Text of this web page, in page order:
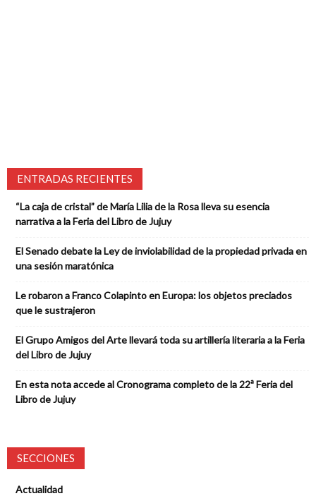
ENTRADAS RECIENTES
“La caja de cristal” de María Lilia de la Rosa lleva su esencia
narrativa a la Feria del Libro de Jujuy
El Senado debate la Ley de inviolabilidad de la propiedad privada en
una sesión maratónica
Le robaron a Franco Colapinto en Europa: los objetos preciados
que le sustrajeron
El Grupo Amigos del Arte llevará toda su artillería literaria a la Feria
del Libro de Jujuy
En esta nota accede al Cronograma completo de la 22ª Feria del
Libro de Jujuy
SECCIONES
Actualidad